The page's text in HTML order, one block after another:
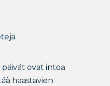
ovat intoa
haastavien